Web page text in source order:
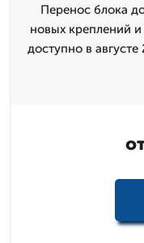
Перенос блока
новых креплений
доступно в